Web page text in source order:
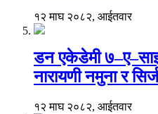
१२ माघ २०८२, आईतवार
डन एकेडेमी
नारायणी नमुना र
१२ माघ २०८२, आईतवार